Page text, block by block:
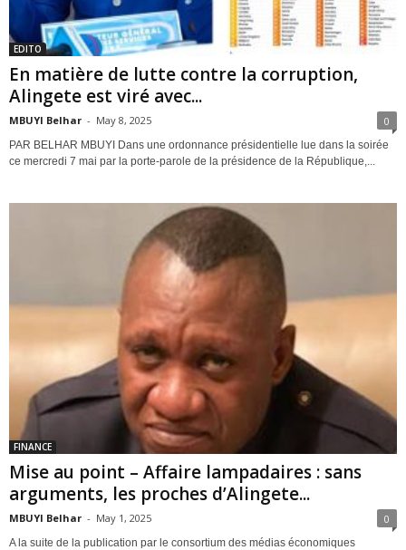
EDITO
En matière de lutte contre la corruption,
Alingete est viré avec...
MBUYI Belhar - May 8, 2025 0
PAR BELHAR MBUYI Dans une ordonnance présidentielle lue dans la soirée
ce mercredi 7 mai par la porte-parole de la présidence de la République,...
FINANCE
Mise au point – Affaire lampadaires : sans
arguments, les proches d’Alingete...
MBUYI Belhar - May 1, 2025 0
A la suite de la publication par le consortium des médias économiques